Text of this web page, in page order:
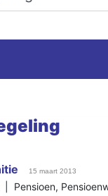
15 maart 2013
| Pensioen,